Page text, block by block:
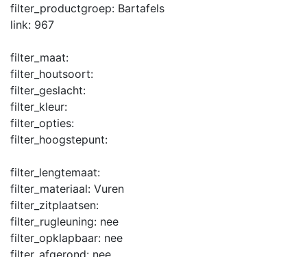
filter_productgroep: Bartafels
link: 967
filter_maat:
filter_houtsoort:
filter_geslacht:
filter_kleur:
filter_opties:
filter_hoogstepunt:
filter_lengtemaat:
filter_materiaal: Vuren
filter_zitplaatsen:
filter_rugleuning: nee
filter_opklapbaar: nee
filter_afgerond: nee